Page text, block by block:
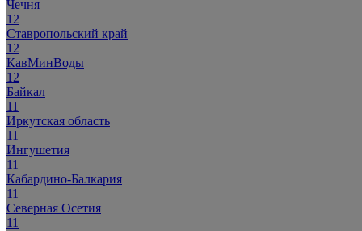
Чечня
12
Ставропольский край
12
КавМинВоды
12
Байкал
11
Иркутская область
11
Ингушетия
11
Кабардино-Балкария
11
Северная Осетия
11